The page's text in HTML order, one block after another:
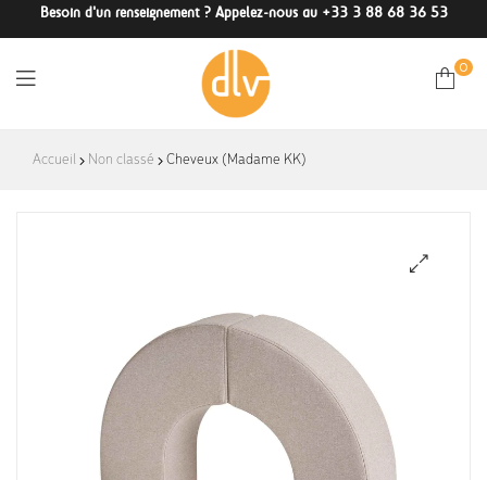
Besoin d'un renseignement ? Appelez-nous au +33 3 88 68 36 53
DLV-
0
Accueil Non classé Cheveux (Madame KK)